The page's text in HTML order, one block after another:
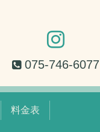
075-746-6077
料金表